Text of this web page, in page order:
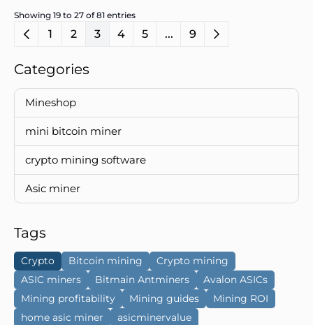
Showing 19 to 27 of 81 entries
1 2 3 4 5 ... 9
Categories
Mineshop
mini bitcoin miner
crypto mining software
Asic miner
Tags
Crypto Bitcoin mining
Crypto mining
ASIC miners
Bitmain Antminers
Avalon ASICs
Mining profitability
Mining guides
Mining ROI
home asic miner
asicminervalue